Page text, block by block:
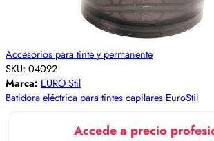
Accesorios para tinte y permanente
SKU: 04092
Marca: EURO Stil
Batidora eléctrica para tintes capilares EuroStil
Accede a precio